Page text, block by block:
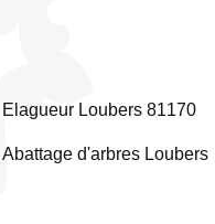
Elagueur Loubers 81170
Abattage d'arbres Loubers